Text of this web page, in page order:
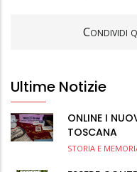
Condividi
Ultime Notizie
ONLINE I
TOSCANA
STORIA E